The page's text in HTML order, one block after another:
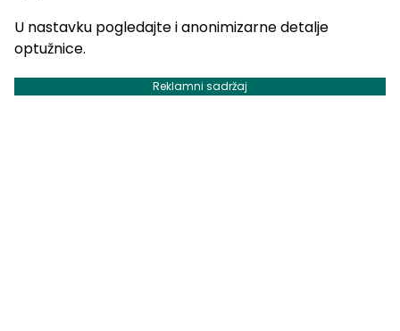
U nastavku pogledajte i anonimizarne detalje
optužnice.
Reklamni sadržaj